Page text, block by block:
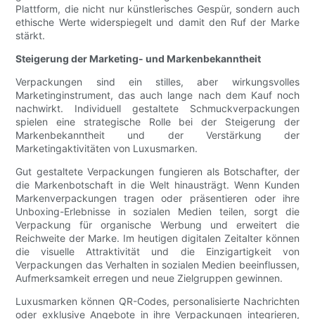
Plattform, die nicht nur künstlerisches Gespür, sondern auch
ethische Werte widerspiegelt und damit den Ruf der Marke
stärkt.
Steigerung der Marketing- und Markenbekanntheit
Verpackungen sind ein stilles, aber wirkungsvolles
Marketinginstrument, das auch lange nach dem Kauf noch
nachwirkt. Individuell gestaltete Schmuckverpackungen
spielen eine strategische Rolle bei der Steigerung der
Markenbekanntheit und der Verstärkung der
Marketingaktivitäten von Luxusmarken.
Gut gestaltete Verpackungen fungieren als Botschafter, der
die Markenbotschaft in die Welt hinausträgt. Wenn Kunden
Markenverpackungen tragen oder präsentieren oder ihre
Unboxing-Erlebnisse in sozialen Medien teilen, sorgt die
Verpackung für organische Werbung und erweitert die
Reichweite der Marke. Im heutigen digitalen Zeitalter können
die visuelle Attraktivität und die Einzigartigkeit von
Verpackungen das Verhalten in sozialen Medien beeinflussen,
Aufmerksamkeit erregen und neue Zielgruppen gewinnen.
Luxusmarken können QR-Codes, personalisierte Nachrichten
oder exklusive Angebote in ihre Verpackungen integrieren,